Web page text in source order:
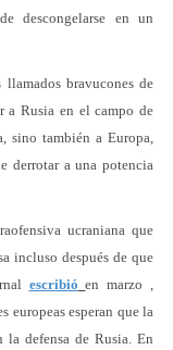
descongelarse en un
bravucones de
a Rusia en el campo de
sino también a Europa,
derrotar a una potencia
ucraniana que
incluso después de que
escribió en marzo ,
europeas esperan que la
la defensa de Rusia. En